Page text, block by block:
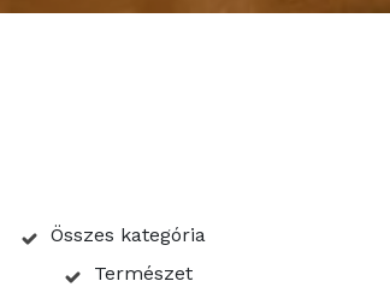
Összes kategória
Természet